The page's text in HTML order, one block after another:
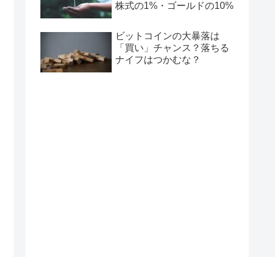
株式の1%・ゴールドの10%
ビットコインの大暴落は
「買い」チャンス？落ちる
ナイフはつかむな？